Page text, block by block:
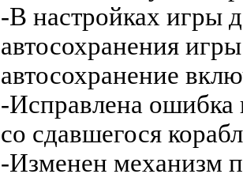
-В настройках игры
автосохранения
автосохранение
-Исправлена ошибка
со сдавшегося
-Изменен механизм